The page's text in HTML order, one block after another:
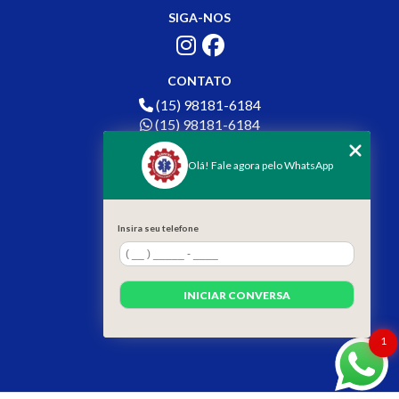
CONFINADOS: DICAS ESSENCIAIS
CONFINADO EM SÃO PAULO: DICAS E NORMAS
SEGURANÇA DO TRABALHO NA EMPRESA
PARA BRILHAR
SIGA-NOS
CONTATO
(15) 98181-6184
(15) 98181-6184
contato.acertre@gmail.com
MENU
HOME
SERVIÇOS
BLOG
CONTATO
CATEGORIAS
1
Olá! Fale agora pelo WhatsApp
Insira seu telefone
INICIAR CONVERSA